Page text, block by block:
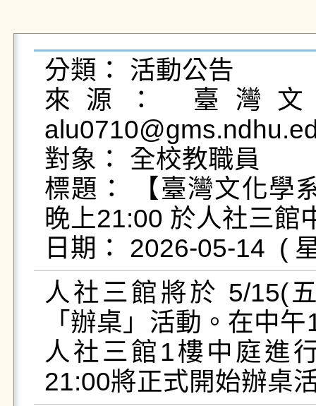
分類： 活動公告
來源： 臺灣
對象： 全校教職員
標題： 【臺灣文化學
晚上21:00 於人社三館
人社三館將於 5/15(
「辦桌」活動。在中
人社三館1樓中庭進
21:00將正式開始辦桌